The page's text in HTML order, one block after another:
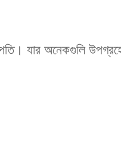
যার অনেকগুলি